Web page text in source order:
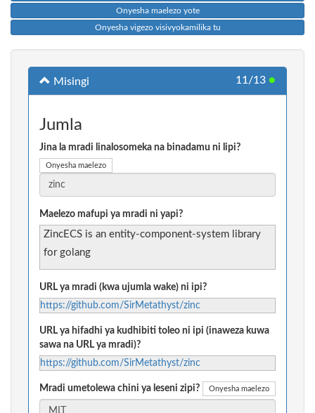
Onyesha maelezo yote
Onyesha vigezo visivyokamilika tu
Misingi 11/13 ●
Jumla
Jina la mradi linalosomeka na binadamu ni lipi?
Onyesha maelezo
Maelezo mafupi ya mradi ni yapi?
ZincECS is an entity-component-system library
for golang
URL ya mradi (kwa ujumla wake) ni ipi?
https://github.com/SirMetathyst/zinc
URL ya hifadhi ya kudhibiti toleo ni ipi (inaweza kuwa
sawa na URL ya mradi)?
https://github.com/SirMetathyst/zinc
Mradi umetolewa chini ya leseni zipi? Onyesha maelezo